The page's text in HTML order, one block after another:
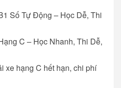
Số Tự Động – Học Dễ, Thi
C – Học Nhanh, Thi Dễ,
xe hạng C hết hạn, chi phí